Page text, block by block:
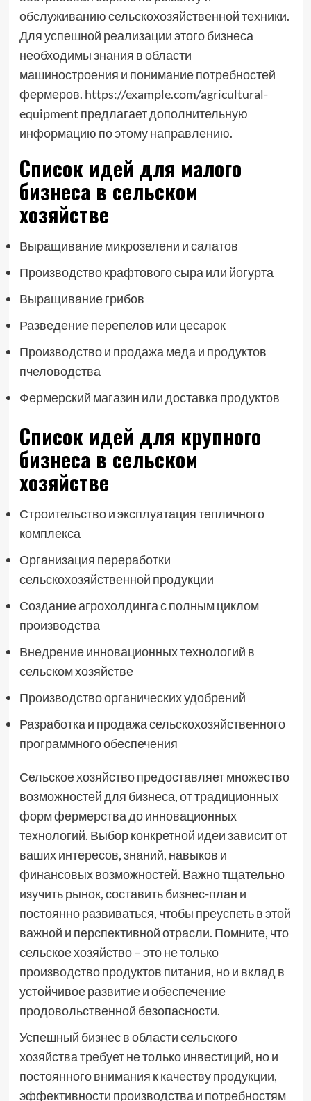
обслуживанию сельскохозяйственной техники.
Для успешной реализации этого бизнеса
необходимы знания в области
машиностроения и понимание потребностей
фермеров. https://example.com/agricultural-
equipment предлагает дополнительную
информацию по этому направлению.
Список идей для малого
бизнеса в сельском
хозяйстве
Выращивание микрозелени и салатов
Производство крафтового сыра или йогурта
Выращивание грибов
Разведение перепелов или цесарок
Производство и продажа меда и продуктов
пчеловодства
Фермерский магазин или доставка продуктов
Список идей для крупного
бизнеса в сельском
хозяйстве
Строительство и эксплуатация тепличного
комплекса
Организация переработки
сельскохозяйственной продукции
Создание агрохолдинга с полным циклом
производства
Внедрение инновационных технологий в
сельском хозяйстве
Производство органических удобрений
Разработка и продажа сельскохозяйственного
программного обеспечения
Сельское хозяйство предоставляет множество
возможностей для бизнеса, от традиционных
форм фермерства до инновационных
технологий. Выбор конкретной идеи зависит от
ваших интересов, знаний, навыков и
финансовых возможностей. Важно тщательно
изучить рынок, составить бизнес-план и
постоянно развиваться, чтобы преуспеть в этой
важной и перспективной отрасли. Помните, что
сельское хозяйство – это не только
производство продуктов питания, но и вклад в
устойчивое развитие и обеспечение
продовольственной безопасности.
Успешный бизнес в области сельского
хозяйства требует не только инвестиций, но и
постоянного внимания к качеству продукции,
эффективности производства и потребностям